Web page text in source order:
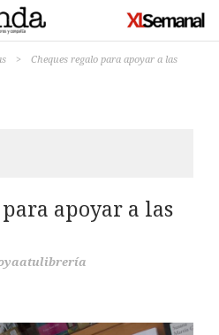
>
Cheques regalo para apoyar a las
apoyar a las